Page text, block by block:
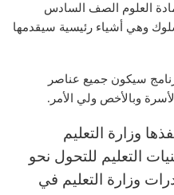
مادة العلوم الصف السادس
وهي أشياء رئيسية سيقدمها
سيكون جميع عناصر
وبالأخص ولي الأمر.
وزارة التعليم
التعليم للتحول نحو
وزارة التعليم في